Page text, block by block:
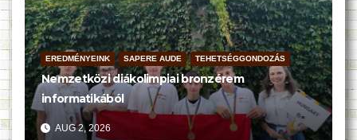
EREDMÉNYEINK SAPERE AUDE TEHETSÉGGONDOZÁS
Nemzetközi diákolimpiai bronzérem
informatikából
AUG 2, 2026